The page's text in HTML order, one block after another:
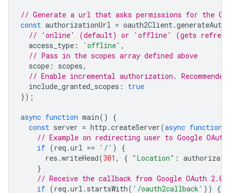
// Generate a url that asks permissions for the
const authorizationUrl = oauth2Client.
// 'online' (default) or 'offline' (gets
access_type : 'offline' ,
// Pass in the scopes array defined above
scope : scopes,
// Enable incremental authorization.
include_granted_scopes :
true
});
async function main()
{
const server = http .createServer(async function
// Example on redirecting user to Google
if (req .url == '/' )
{
res .writeHead(301 , { "Location" :
}
// Receive the callback from Google OAuth 2.0
if (req .url . startsWith( '/oauth2callback' ))
{